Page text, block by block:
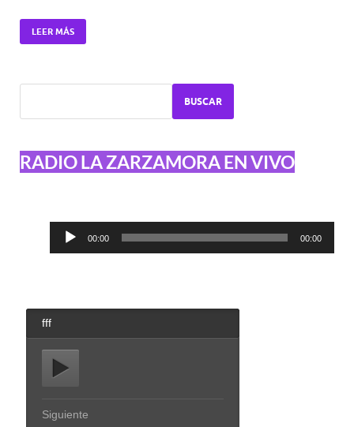
LEER MÁS
BUSCAR
RADIO LA ZARZAMORA EN VIVO
Reproductor
00:00 00:00